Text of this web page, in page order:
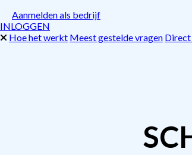
Aanmelden als bedrijf
INLOGGEN
Hoe het werkt Meest gestelde vragen